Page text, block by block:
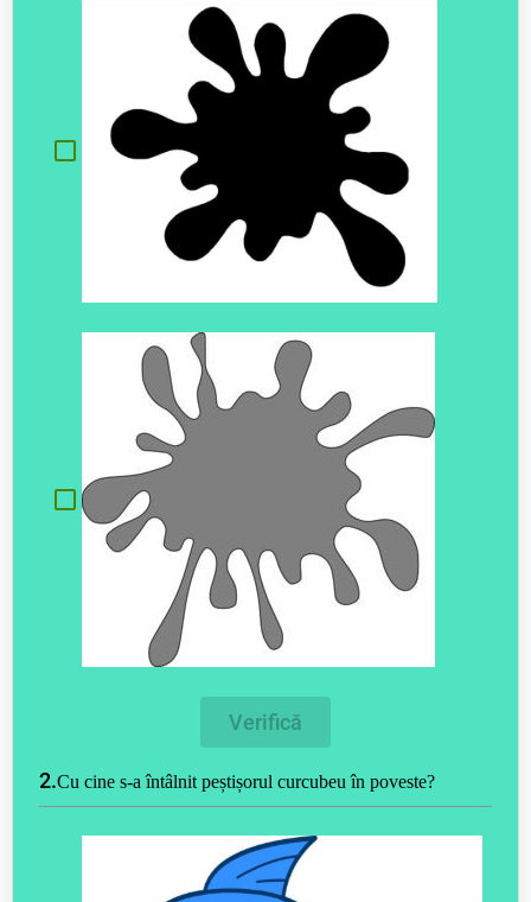
Verifică
2.Cu cine s-a întâlnit peștișorul curcubeu în poveste?